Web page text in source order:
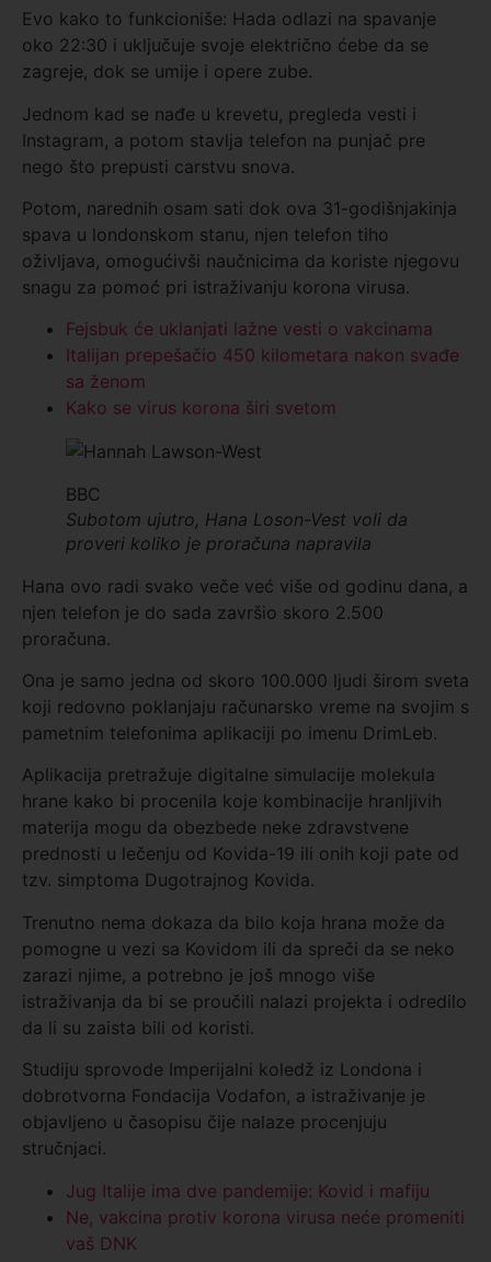
Evo kako to funkcioniše: Hada odlazi na spavanje
oko 22:30 i uključuje svoje električno ćebe da se
zagreje, dok se umije i opere zube.
Jednom kad se nađe u krevetu, pregleda vesti i
Instagram, a potom stavlja telefon na punjač pre
nego što prepusti carstvu snova.
Potom, narednih osam sati dok ova 31-godišnjakinja
spava u londonskom stanu, njen telefon tiho
oživljava, omogućivši naučnicima da koriste njegovu
snagu za pomoć pri istraživanju korona virusa.
Fejsbuk će uklanjati lažne vesti o vakcinama
Italijan prepešačio 450 kilometara nakon svađe
sa ženom
Kako se virus korona širi svetom
BBC
Subotom ujutro, Hana Loson-Vest voli da
proveri koliko je proračuna napravila
Hana ovo radi svako veče već više od godinu dana, a
njen telefon je do sada završio skoro 2.500
proračuna.
Ona je samo jedna od skoro 100.000 ljudi širom sveta
koji redovno poklanjaju računarsko vreme na svojim s
pametnim telefonima aplikaciji po imenu DrimLeb.
Aplikacija pretražuje digitalne simulacije molekula
hrane kako bi procenila koje kombinacije hranljivih
materija mogu da obezbede neke zdravstvene
prednosti u lečenju od Kovida-19 ili onih koji pate od
tzv. simptoma Dugotrajnog Kovida.
Trenutno nema dokaza da bilo koja hrana može da
pomogne u vezi sa Kovidom ili da spreči da se neko
zarazi njime, a potrebno je još mnogo više
istraživanja da bi se proučili nalazi projekta i odredilo
da li su zaista bili od koristi.
Studiju sprovode Imperijalni koledž iz Londona i
dobrotvorna Fondacija Vodafon, a istraživanje je
objavljeno u časopisu čije nalaze procenjuju
stručnjaci.
Jug Italije ima dve pandemije: Kovid i mafiju
Ne, vakcina protiv korona virusa neće promeniti
vaš DNK